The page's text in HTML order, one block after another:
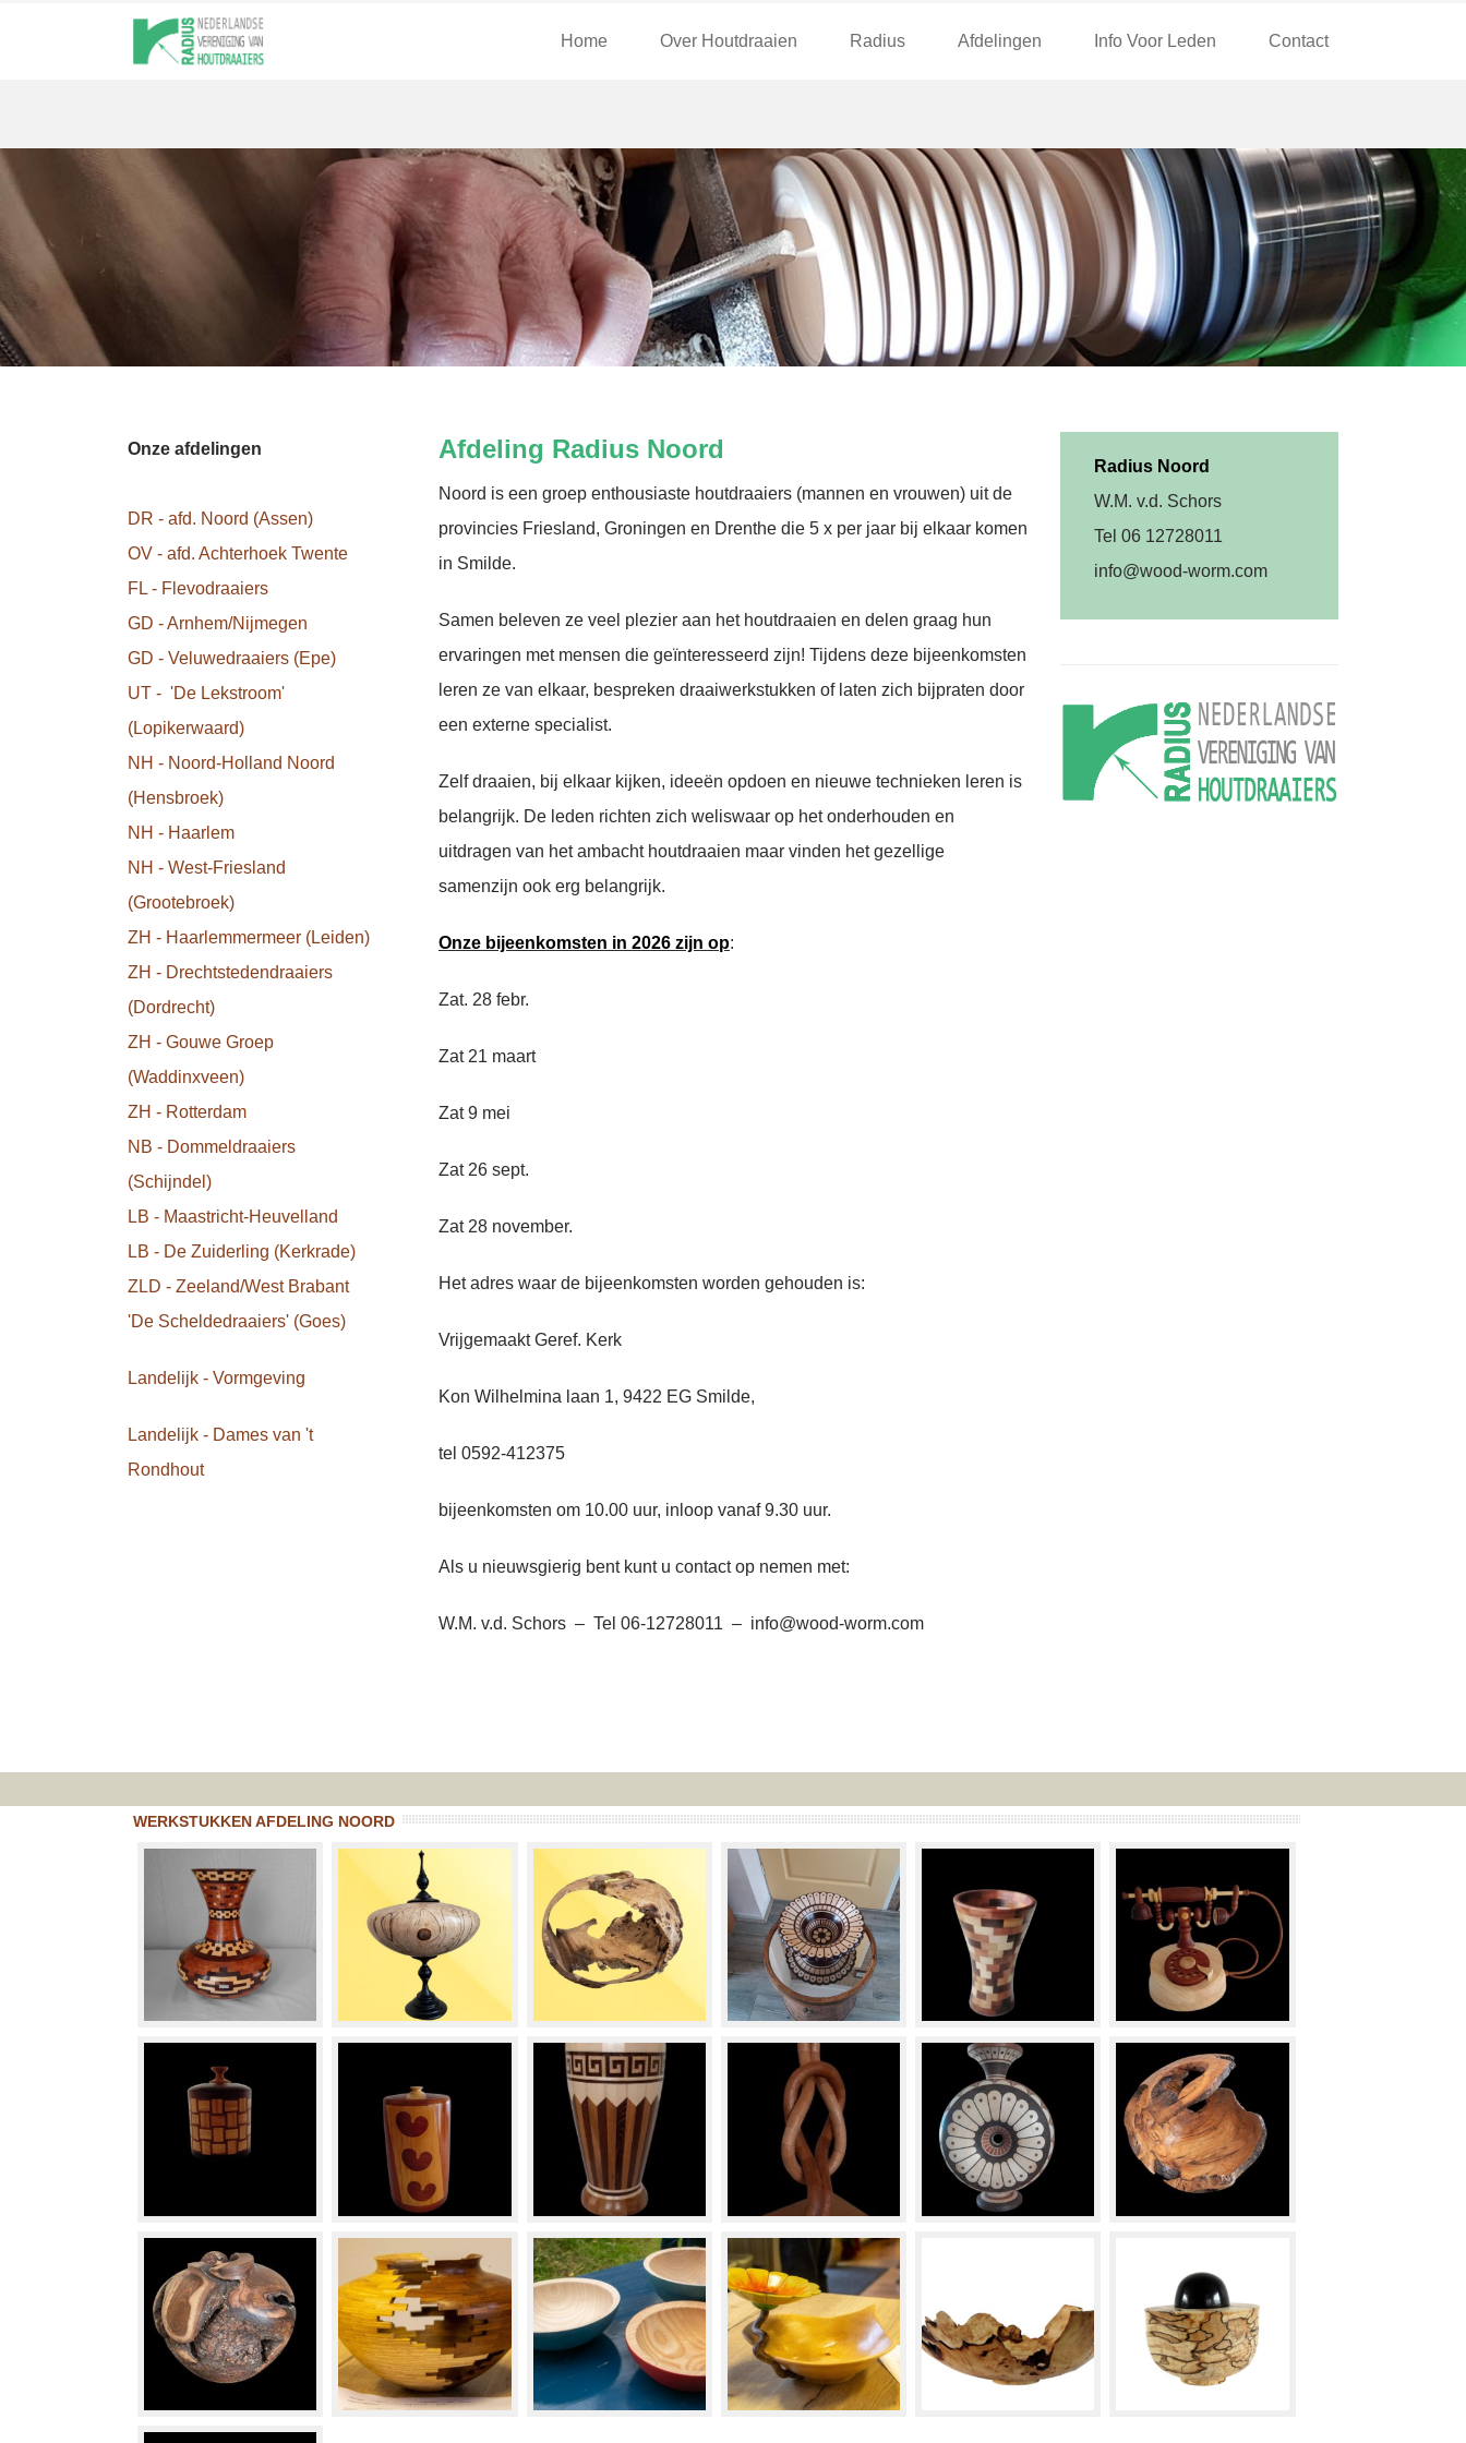
Home Over Houtdraaien Radius Afdelingen Info Voor Leden Contact
Onze afdelingen
DR - afd. Noord (Assen)
OV - afd. Achterhoek Twente
FL - Flevodraaiers
GD - Arnhem/Nijmegen
GD - Veluwedraaiers (Epe)
UT - 'De Lekstroom'
(Lopikerwaard)
NH - Noord-Holland Noord
(Hensbroek)
NH - Haarlem
NH - West-Friesland
(Grootebroek)
ZH - Haarlemmermeer (Leiden)
ZH - Drechtstedendraaiers
(Dordrecht)
ZH - Gouwe Groep
(Waddinxveen)
ZH - Rotterdam
NB - Dommeldraaiers
(Schijndel)
LB - Maastricht-Heuvelland
LB - De Zuiderling (Kerkrade)
ZLD - Zeeland/West Brabant
'De Scheldedraaiers' (Goes)
Landelijk - Vormgeving
Landelijk - Dames van 't
Rondhout
Afdeling Radius Noord
Noord is een groep enthousiaste houtdraaiers (mannen en vrouwen) uit de
provincies Friesland, Groningen en Drenthe die 5 x per jaar bij elkaar komen
in Smilde.
Samen beleven ze veel plezier aan het houtdraaien en delen graag hun
ervaringen met mensen die geïnteresseerd zijn! Tijdens deze bijeenkomsten
leren ze van elkaar, bespreken draaiwerkstukken of laten zich bijpraten door
een externe specialist.
Zelf draaien, bij elkaar kijken, ideeën opdoen en nieuwe technieken leren is
belangrijk. De leden richten zich weliswaar op het onderhouden en
uitdragen van het ambacht houtdraaien maar vinden het gezellige
samenzijn ook erg belangrijk.
Onze bijeenkomsten in 2026 zijn op:
Zat. 28 febr.
Zat 21 maart
Zat 9 mei
Zat 26 sept.
Zat 28 november.
Het adres waar de bijeenkomsten worden gehouden is:
Vrijgemaakt Geref. Kerk
Kon Wilhelmina laan 1, 9422 EG Smilde,
tel 0592-412375
bijeenkomsten om 10.00 uur, inloop vanaf 9.30 uur.
Als u nieuwsgierig bent kunt u contact op nemen met:
W.M. v.d. Schors – Tel 06-12728011 – info@wood-worm.com
Radius Noord
W.M. v.d. Schors
Tel 06 12728011
info@wood-worm.com
WERKSTUKKEN AFDELING NOORD